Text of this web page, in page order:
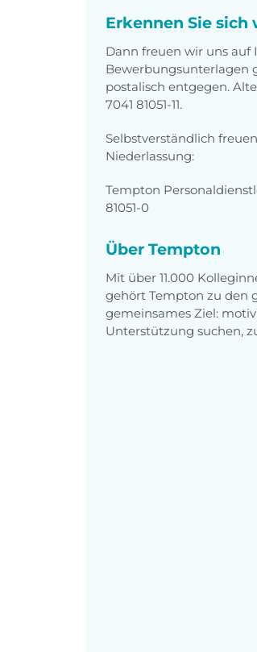
Erkennen Sie sich
Dann freuen wir uns
Bewerbungsunterlagen
postalisch entgegen.
7041 81051-11.
Selbstverständlich
Niederlassung:
Tempton
81051-0
Über Tempton
Mit über 11.000
gehört Tempton zu den
gemeinsames Ziel:
Unterstützung suchen,